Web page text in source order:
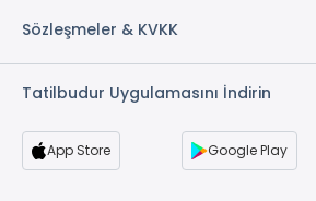
Sözleşmeler & KVKK
Tatilbudur Uygulamasını İndirin
App Store Google Play